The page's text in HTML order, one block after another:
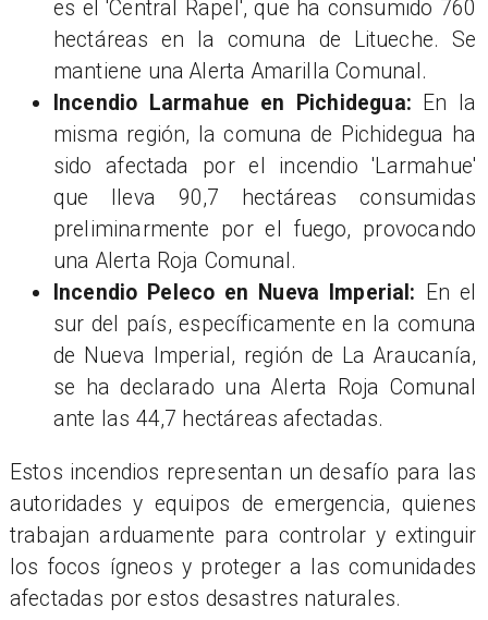
es el 'Central Rapel', que ha consumido 760
hectáreas en la comuna de Litueche. Se
mantiene una Alerta Amarilla Comunal.
Incendio Larmahue en Pichidegua: En la
misma región, la comuna de Pichidegua ha
sido afectada por el incendio 'Larmahue'
que lleva 90,7 hectáreas consumidas
preliminarmente por el fuego, provocando
una Alerta Roja Comunal.
Incendio Peleco en Nueva Imperial: En el
sur del país, específicamente en la comuna
de Nueva Imperial, región de La Araucanía,
se ha declarado una Alerta Roja Comunal
ante las 44,7 hectáreas afectadas.
Estos incendios representan un desafío para las
autoridades y equipos de emergencia, quienes
trabajan arduamente para controlar y extinguir
los focos ígneos y proteger a las comunidades
afectadas por estos desastres naturales.